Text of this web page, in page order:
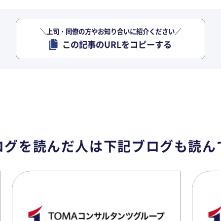
＼上司・同僚の方やお知り合いに紹介ください／
この記事のURLをコピーする
を読んだ人は下記ブログも読